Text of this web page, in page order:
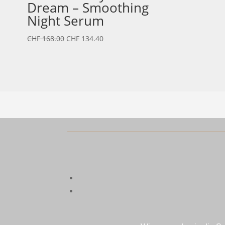
Dream – Smoothing
Night Serum
CHF168.00 Ursprünglicher
CHF 134.40Aktueller